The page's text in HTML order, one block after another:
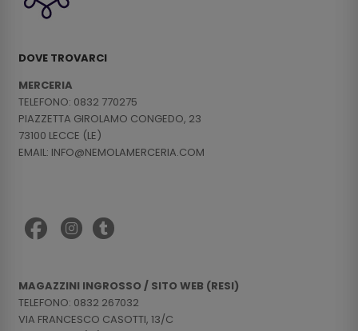
DOVE TROVARCI
MERCERIA
TELEFONO: 0832 770275
PIAZZETTA GIROLAMO CONGEDO, 23
73100 LECCE (LE)
EMAIL: INFO@NEMOLAMERCERIA.COM
MAGAZZINI INGROSSO / SITO WEB (RESI)
TELEFONO: 0832 267032
VIA FRANCESCO CASOTTI, 13/C